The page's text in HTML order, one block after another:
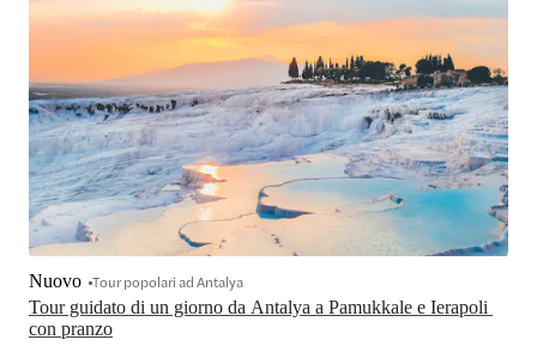
Tour guidato di un giorno da Antalya a Pamukkale e Ierapoli
con pranzo
Nuovo Tour popolari ad Antalya